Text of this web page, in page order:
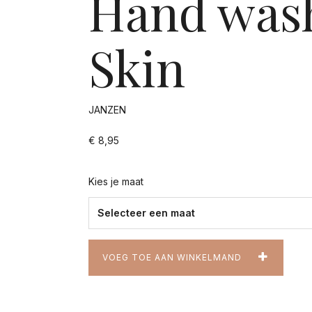
Skin
JANZEN
€ 8,95
Kies je maat
VOEG TOE AAN WINKELMAND